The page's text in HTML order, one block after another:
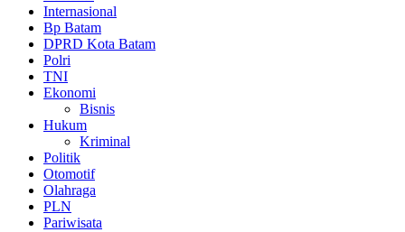
Internasional
Bp Batam
DPRD Kota Batam
Polri
TNI
Ekonomi
Bisnis
Hukum
Kriminal
Politik
Otomotif
Olahraga
PLN
Pariwisata